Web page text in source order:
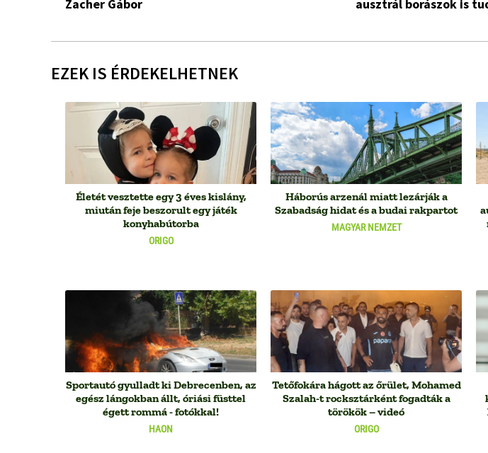
Zacher Gábor
ausztrál borászok is
EZEK IS ÉRDEKELHETNEK
ORIGO
Életét vesztette egy 3 éves kislány,
miután feje beszorult egy játék
konyhabútorba
MAGYAR NEMZET
Háborús arzenál miatt lezárják a
Szabadság hidat és a budai rakpartot
HAON
Sportautó gyulladt ki Debrecenben, az
egész lángokban állt, óriási füsttel
égett rommá - fotókkal!
ORIGO
Tetőfokára hágott az őrület, Mohamed
Szalah-t rocksztárként fogadták a
törökök – videó